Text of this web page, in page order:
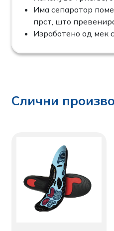
Има сепаратор
прст, што
Изработено од мек
Слични